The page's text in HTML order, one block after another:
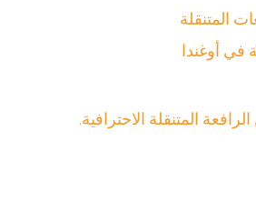
في أوغندا
المتنقلة الاحترافية.